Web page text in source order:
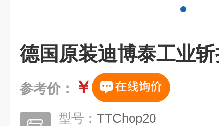
德国原装迪博泰工业
参考价： ￥
型号： TTChop20